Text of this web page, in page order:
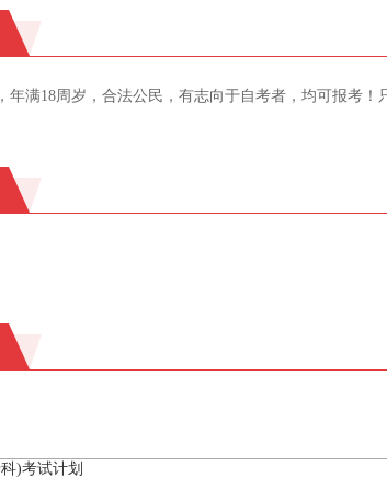
年满18周岁，合法公民，有志向于自考者，均可报考！
)考试计划